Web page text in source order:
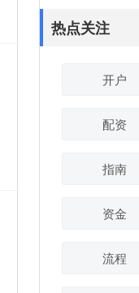
热点关注
开户
配资
指南
资金
流程